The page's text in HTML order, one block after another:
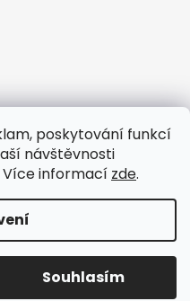
poskytování funkcí
návštěvnosti
Více informací zde.
Souhlasím
Všechna práva vyhrazena.
cookies